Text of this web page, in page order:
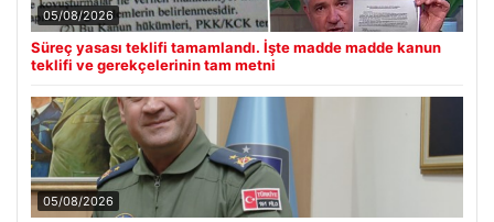
05/08/2026
Süreç yasası teklifi tamamlandı. İşte madde madde kanun
teklifi ve gerekçelerinin tam metni
05/08/2026